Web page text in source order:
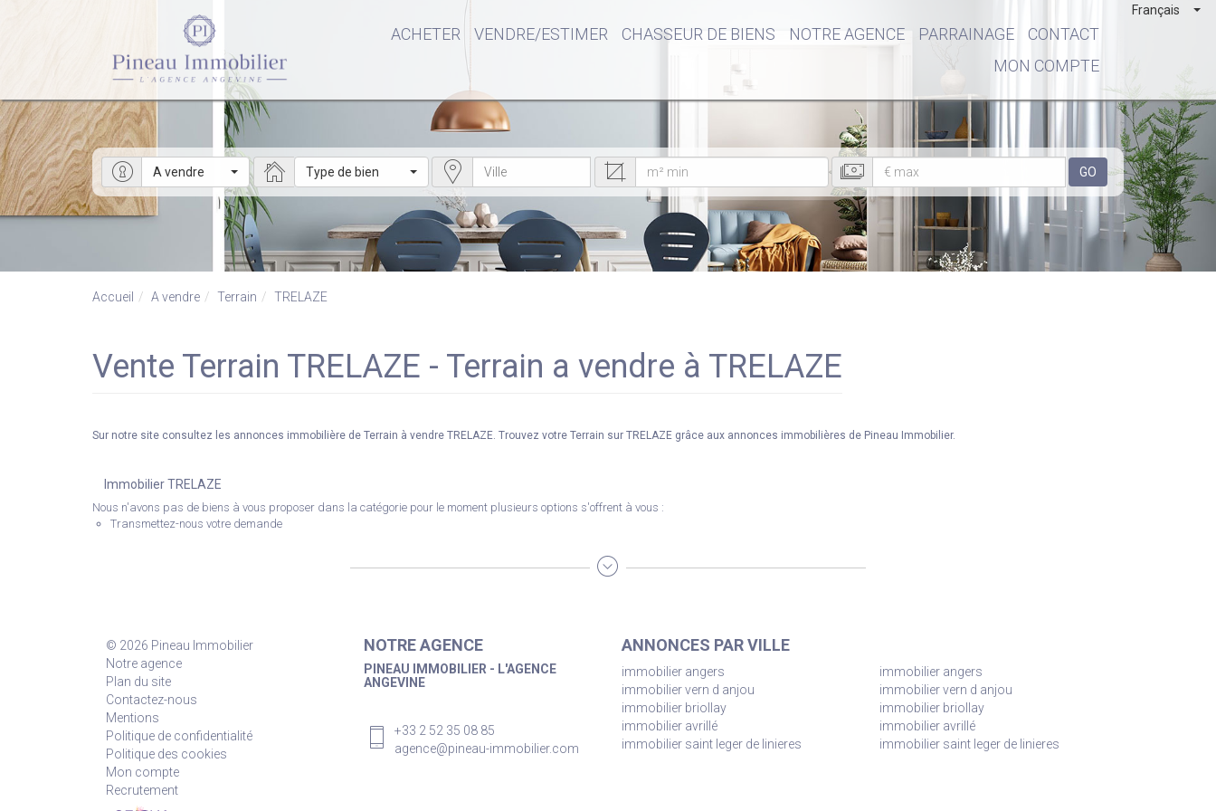
ACHETER VENDRE/ESTIMER CHASSEUR DE BIENS NOTRE AGENCE PARRAINAGE
CONTACT
MON COMPTE
Français
A vendre Type de bien GO
Accueil A vendre Terrain TRELAZE
Vente Terrain TRELAZE - Terrain a vendre à TRELAZE
Sur notre site consultez les annonces immobilière de Terrain à vendre TRELAZE. Trouvez votre Terrain sur TRELAZE grâce aux annonces immobilières de Pineau Immobilier.
Immobilier TRELAZE
Nous n'avons pas de biens à vous proposer dans la catégorie pour le moment plusieurs options s'offrent à vous :
Transmettez-nous votre demande
© 2026 Pineau Immobilier
Notre agence
Plan du site
Contactez-nous
Mentions
Politique de confidentialité
Politique des cookies
Mon compte
Recrutement
NOTRE AGENCE
PINEAU IMMOBILIER - L'AGENCE
ANGEVINE
+33 2 52 35 08 85
agence@pineau-immobilier.com
ANNONCES PAR VILLE
immobilier angers
immobilier vern d anjou
immobilier briollay
immobilier avrillé
immobilier saint leger de linieres
immobilier angers
immobilier vern d anjou
immobilier briollay
immobilier avrillé
immobilier saint leger de linieres